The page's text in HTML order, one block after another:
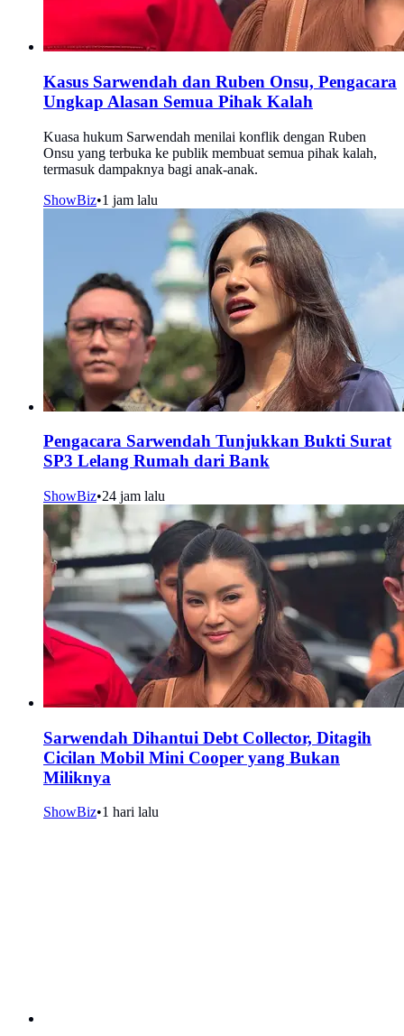
Kasus Sarwendah dan Ruben Onsu, Pengacara
Ungkap Alasan Semua Pihak Kalah
Kuasa hukum Sarwendah menilai konflik dengan Ruben
Onsu yang terbuka ke publik membuat semua pihak kalah,
termasuk dampaknya bagi anak-anak.
ShowBiz•1 jam lalu
Pengacara Sarwendah Tunjukkan Bukti Surat
SP3 Lelang Rumah dari Bank
ShowBiz•24 jam lalu
Sarwendah Dihantui Debt Collector, Ditagih
Cicilan Mobil Mini Cooper yang Bukan
Miliknya
ShowBiz•1 hari lalu